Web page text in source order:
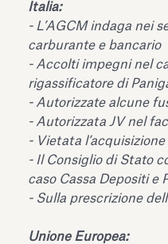
Fondazione Torlonia
mostra Marmora
ampliando gli spazi
dell’Antiquarium di
Torlonia
Leggi tutto
Italia:
- L’AGCM indaga nei
carburante e bancario
- Accolti impegni nel
rigassificatore di
- Autorizzate alcune
- Autorizzata JV nel
- Vietata
- Il Consiglio di Stato
caso Cassa Depositi e
- Sulla prescrizione
Unione Europea: